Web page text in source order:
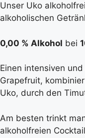
Unser Uko
alkoholischen
0,00 % Alkohol bei
Einen intensiven
Grapefruit,
Uko, durch den
Am besten trinkt
alkoholfreien